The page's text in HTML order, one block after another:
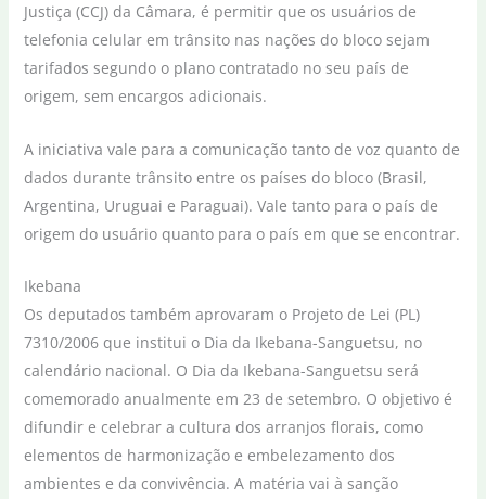
Justiça (CCJ) da Câmara, é permitir que os usuários de
telefonia celular em trânsito nas nações do bloco sejam
tarifados segundo o plano contratado no seu país de
origem, sem encargos adicionais.
A iniciativa vale para a comunicação tanto de voz quanto de
dados durante trânsito entre os países do bloco (Brasil,
Argentina, Uruguai e Paraguai). Vale tanto para o país de
origem do usuário quanto para o país em que se encontrar.
Ikebana
Os deputados também aprovaram o Projeto de Lei (PL)
7310/2006 que institui o Dia da Ikebana-Sanguetsu, no
calendário nacional. O Dia da Ikebana-Sanguetsu será
comemorado anualmente em 23 de setembro. O objetivo é
difundir e celebrar a cultura dos arranjos florais, como
elementos de harmonização e embelezamento dos
ambientes e da convivência. A matéria vai à sanção